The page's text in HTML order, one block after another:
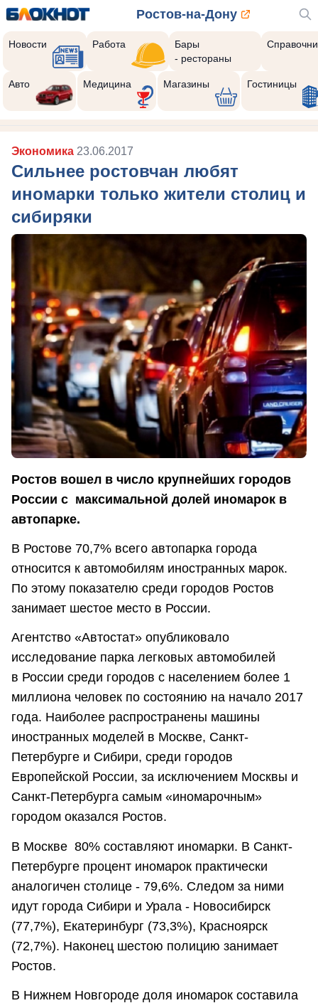
Ростов-на-Дону
Новости Работа
Бары
- рестораны
Авто Медицина Магазины Гостиницы
Экономика 23.06.2017
Сильнее ростовчан любят
иномарки только жители столиц и
сибиряки
Ростов вошел в число крупнейших городов
России с максимальной долей иномарок в
автопарке.
В Ростове 70,7% всего автопарка города
относится к автомобилям иностранных марок.
По этому показателю среди городов Ростов
занимает шестое место в России.
Агентство «Автостат» опубликовало
исследование парка легковых автомобилей
в России среди городов с населением более 1
миллиона человек по состоянию на начало 2017
года. Наиболее распространены машины
иностранных моделей в Москве, Санкт-
Петербурге и Сибири, среди городов
Европейской России, за исключением Москвы и
Санкт-Петербурга самым «иномарочным»
городом оказался Ростов.
В Москве 80% составляют иномарки. В Санкт-
Петербурге процент иномарок практически
аналогичен столице - 79,6%. Следом за ними
идут города Сибири и Урала - Новосибирск
(77,7%), Екатеринбург (73,3%), Красноярск
(72,7%). Наконец шестою полицию занимает
Ростов.
В Нижнем Новгороде доля иномарок составила